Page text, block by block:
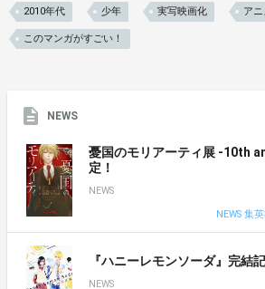
2010年代 少年 実写映画化 ア
このマンガがすごい！
NEWS
憂国のモリアーティ展 -10th
定！
NEWS
NEWS 集
『ハニーレモンソーダ』完結
NEWS